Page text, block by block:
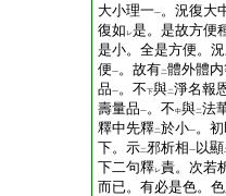
大小理一一。況復大
復如 レ是。是故方便
是小。全是方便。
便一。故有二體外體
品一。不下與二淨名報
壽量品一。不中與二法
釋中先釋二於小一。
下。示二邪析相一 以顯
下二句釋レ責。次若
而已。有必是色。